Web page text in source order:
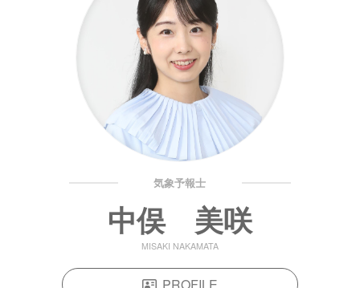
気象予報士
中俣 美咲
MISAKI NAKAMATA